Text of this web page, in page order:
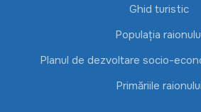
Ghid turistic
Populația
Planul de dezvoltare socio-
Primăriile raionului